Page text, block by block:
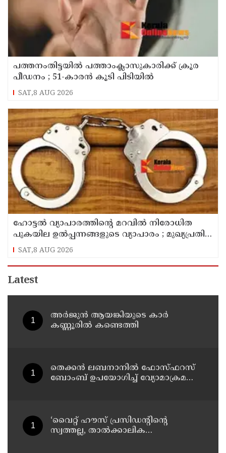
പത്തനംതിട്ടയിൽ പത്താംക്ലാസുകാരിക്ക് ക്രൂര
പീഡനം ; 51-കാരൻ കൂടി പിടിയിൽ
SAT,8 AUG 2026
ഹോട്ടൽ വ്യാപാരത്തിന്റെ മറവിൽ നിരോധിത
പുകയില ഉൽപ്പന്നങ്ങളുടെ വ്യാപാരം ; മുഖ്യപ്രതി
പിടിയിൽ
SAT,8 AUG 2026
Latest
അർജുൻ ആയങ്കിയുടെ കാർ
കണ്ണൂരിൽ കണ്ടെത്തി
തെക്കൻ ലബനാനിൽ ഫോസ്ഫറസ്
ബോംബ് ഉപയോഗിച്ച് വ്യോമാക്രമണം
‘വൈറ്റ് ഹൗസ് പ്രസിഡന്റിന്റെ
സ്വത്തല്ല, താൽക്കാലിക